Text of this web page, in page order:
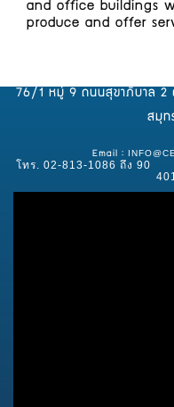
and office buildings
produce and offer
76/1 หมู่ 9 ถนนสุขาภิบาล 2
สมุท
Email :
โทร. 02-813-1086 ถึง 90